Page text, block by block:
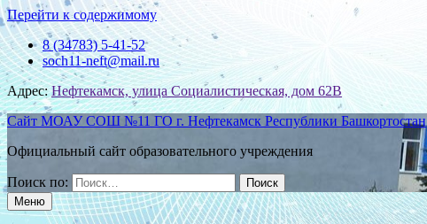
Перейти к содержимому
8 (34783) 5-41-52
soch11-neft@mail.ru
Адрес:Нефтекамск, улица Социалистическая, дом 62В
Сайт МОАУ СОШ №11 ГО г. Нефтекамск Республики Башкортостан
Официальный сайт образовательного учреждения
Поиск по:
Меню